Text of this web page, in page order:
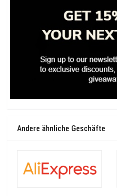
Andere ähnliche Geschäfte